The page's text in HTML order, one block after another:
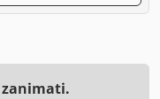
zanimati.